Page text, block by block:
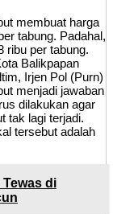
membuat harga
tabung. Padahal,
ribu per tabung.
Balikpapan
Irjen Pol (Purn)
menjadi jawaban
dilakukan agar
tak lagi terjadi.
tersebut adalah
Tewas di